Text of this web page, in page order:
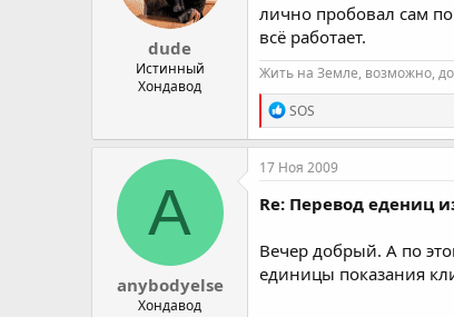
s
dude
Истинный
Хондавод
лично пробовал сам
всё работает.
Жить на Земле, возможно,
R
e
a
c
i
o
s
:
SOS
A
anybodyelse
Хондавод
17 Ноя 2009
Re: Перевод едениц
Вечер добрый. А по
единицы показания